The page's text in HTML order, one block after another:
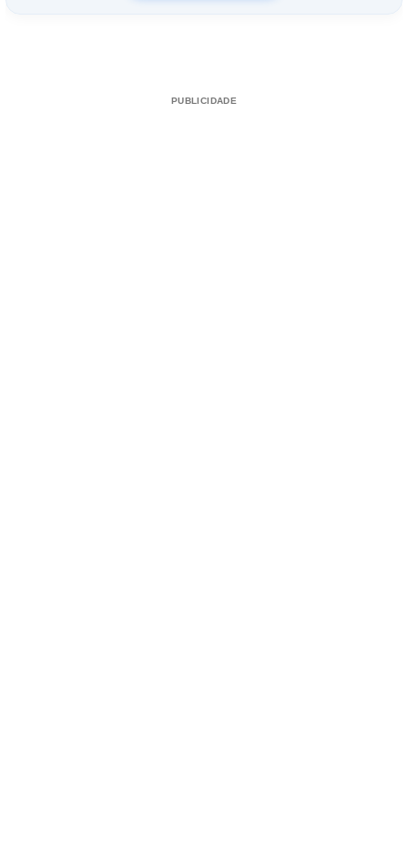
PUBLICIDADE